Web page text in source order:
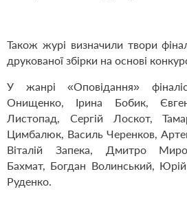
Також журі визначили твори
друкованої збірки на основі
У жанрі «Оповідання»
Онищенко, Ірина Бобик,
Листопад, Сергій Лоскот,
Цимбалюк, Василь Черенков,
Віталій Запека, Дмитро
Бахмат, Богдан Волинський,
Руденко.